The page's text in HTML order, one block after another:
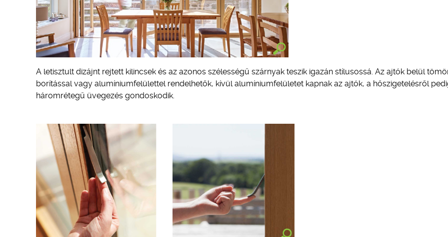
A letisztult dizájnt rejtett kilincsek és az azonos szélességű szárnyak teszik igazán stílusossá. Az ajtók belül
borítással vagy alumíniumfelülettel rendelhetők, kívül alumíniumfelületet kapnak az ajtók, a hőszigetelésről
háromrétegű üvegezés gondoskodik.